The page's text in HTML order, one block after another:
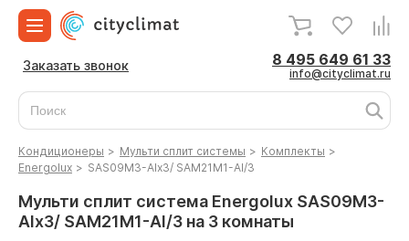
Заказать звонок 8 495 649 61 33
info@cityclimat.ru
Кондиционеры > Мульти сплит системы > Комплекты >
Energolux > SAS09M3-AIx3/ SAM21M1-AI/3
Мульти сплит система Energolux SAS09M3-
AIx3/ SAM21M1-AI/3 на 3 комнаты